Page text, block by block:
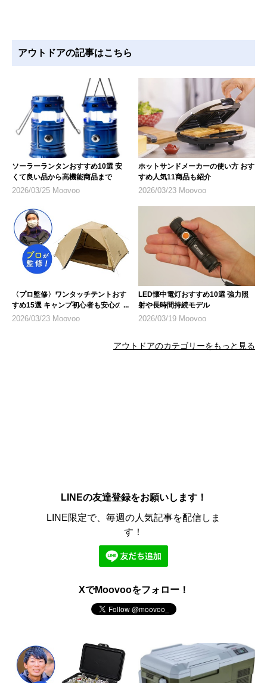
アウトドアの記事はこちら
ソーラーランタンおすすめ10選 安
くて良い品から高機能商品まで
2026/03/25 Moovoo
ホットサンドメーカーの使い方 おす
すめ人気11商品も紹介
2026/03/23 Moovoo
〈プロ監修〉ワンタッチテントおす
すめ15選 キャンプ初心者も安心の
人気モデル
2026/03/23 Moovoo
LED懐中電灯おすすめ10選 強力照
射や長時間持続モデル
2026/03/19 Moovoo
アウトドアのカテゴリーをもっと見る
LINEの友達登録をお願いします！
LINE限定で、毎週の人気記事を配信しま
す！
XでMoovooをフォロー！